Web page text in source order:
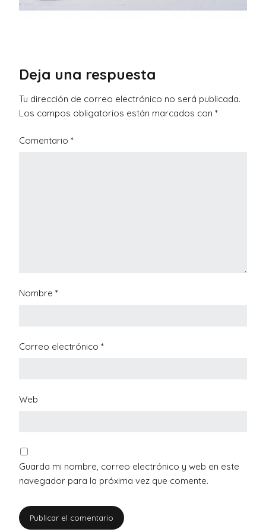
Deja una respuesta
Tu dirección de correo electrónico no será publicada.
Los campos obligatorios están marcados con *
Comentario *
Nombre *
Correo electrónico *
Web
Guarda mi nombre, correo electrónico y web en este
navegador para la próxima vez que comente.